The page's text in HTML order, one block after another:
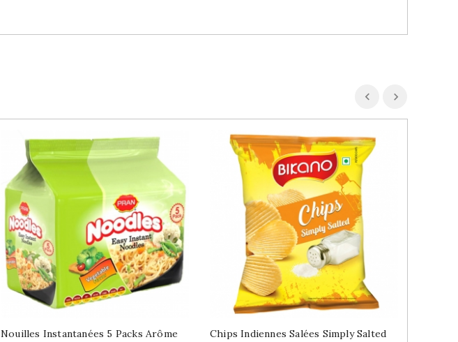
Nouilles Instantanées 5 Packs Arôme
Chips Indiennes Salées Simply Salted